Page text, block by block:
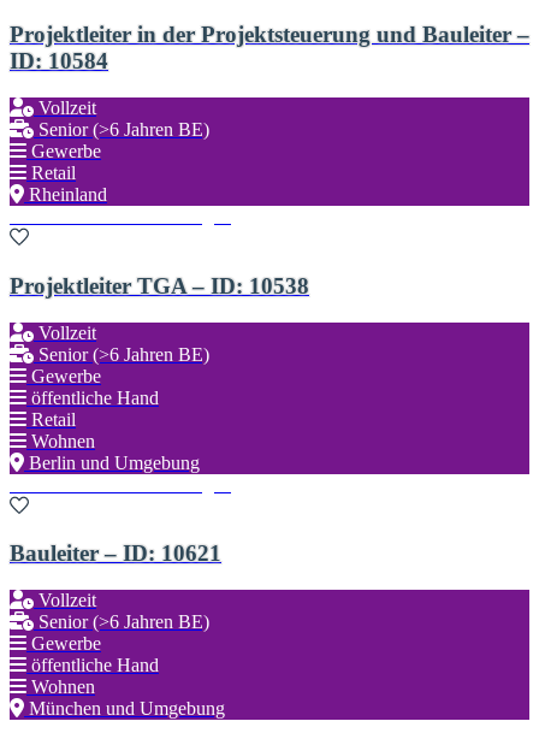
Projektleiter in der Projektsteuerung und Bauleiter –
ID: 10584
Vollzeit
Senior (>6 Jahren BE)
Gewerbe
Retail
Rheinland
Projektleiter TGA – ID: 10538
Vollzeit
Senior (>6 Jahren BE)
Gewerbe
öffentliche Hand
Retail
Wohnen
Berlin und Umgebung
Bauleiter – ID: 10621
Vollzeit
Senior (>6 Jahren BE)
Gewerbe
öffentliche Hand
Wohnen
München und Umgebung